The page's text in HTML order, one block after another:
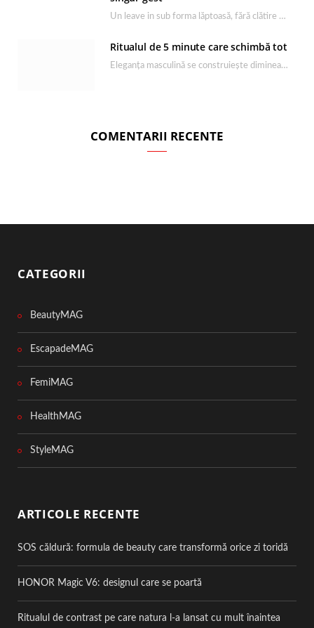
Un leave in sub forma lăptoasă, fără clătire care completează rutina Ultimate Smooth și transformă…
Ritualul de 5 minute care schimbă tot
Eleganța masculină se construiește dimineața, în câteva minute și cu produsele potrivite. O rutină de…
COMENTARII RECENTE
CATEGORII
BeautyMAG
EscapadeMAG
FemiMAG
HealthMAG
StyleMAG
ARTICOLE RECENTE
SOS căldură: formula de beauty care transformă orice zi toridă
HONOR Magic V6: designul care se poartă
Ritualul de contrast pe care natura l-a lansat cu mult înaintea